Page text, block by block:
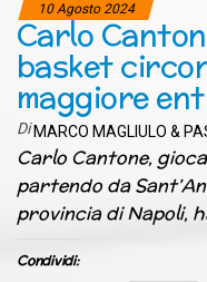
10 Agosto 2024
Carlo
basket
maggiore
Di MARCO MAGLIULO &
Carlo Cantone,
partendo da
provincia di Napoli,
Condividi: